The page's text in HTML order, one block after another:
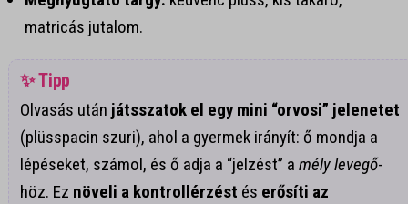
matricás jutalom.
✨ Tipp
Olvasás után játsszatok el egy mini “orvosi” jelenetet
(plüsspacin szuri), ahol a gyermek irányít: ő mondja a
lépéseket, számol, és ő adja a “jelzést” a mély levegő-
höz. Ez növeli a kontrollérzést és erősíti az